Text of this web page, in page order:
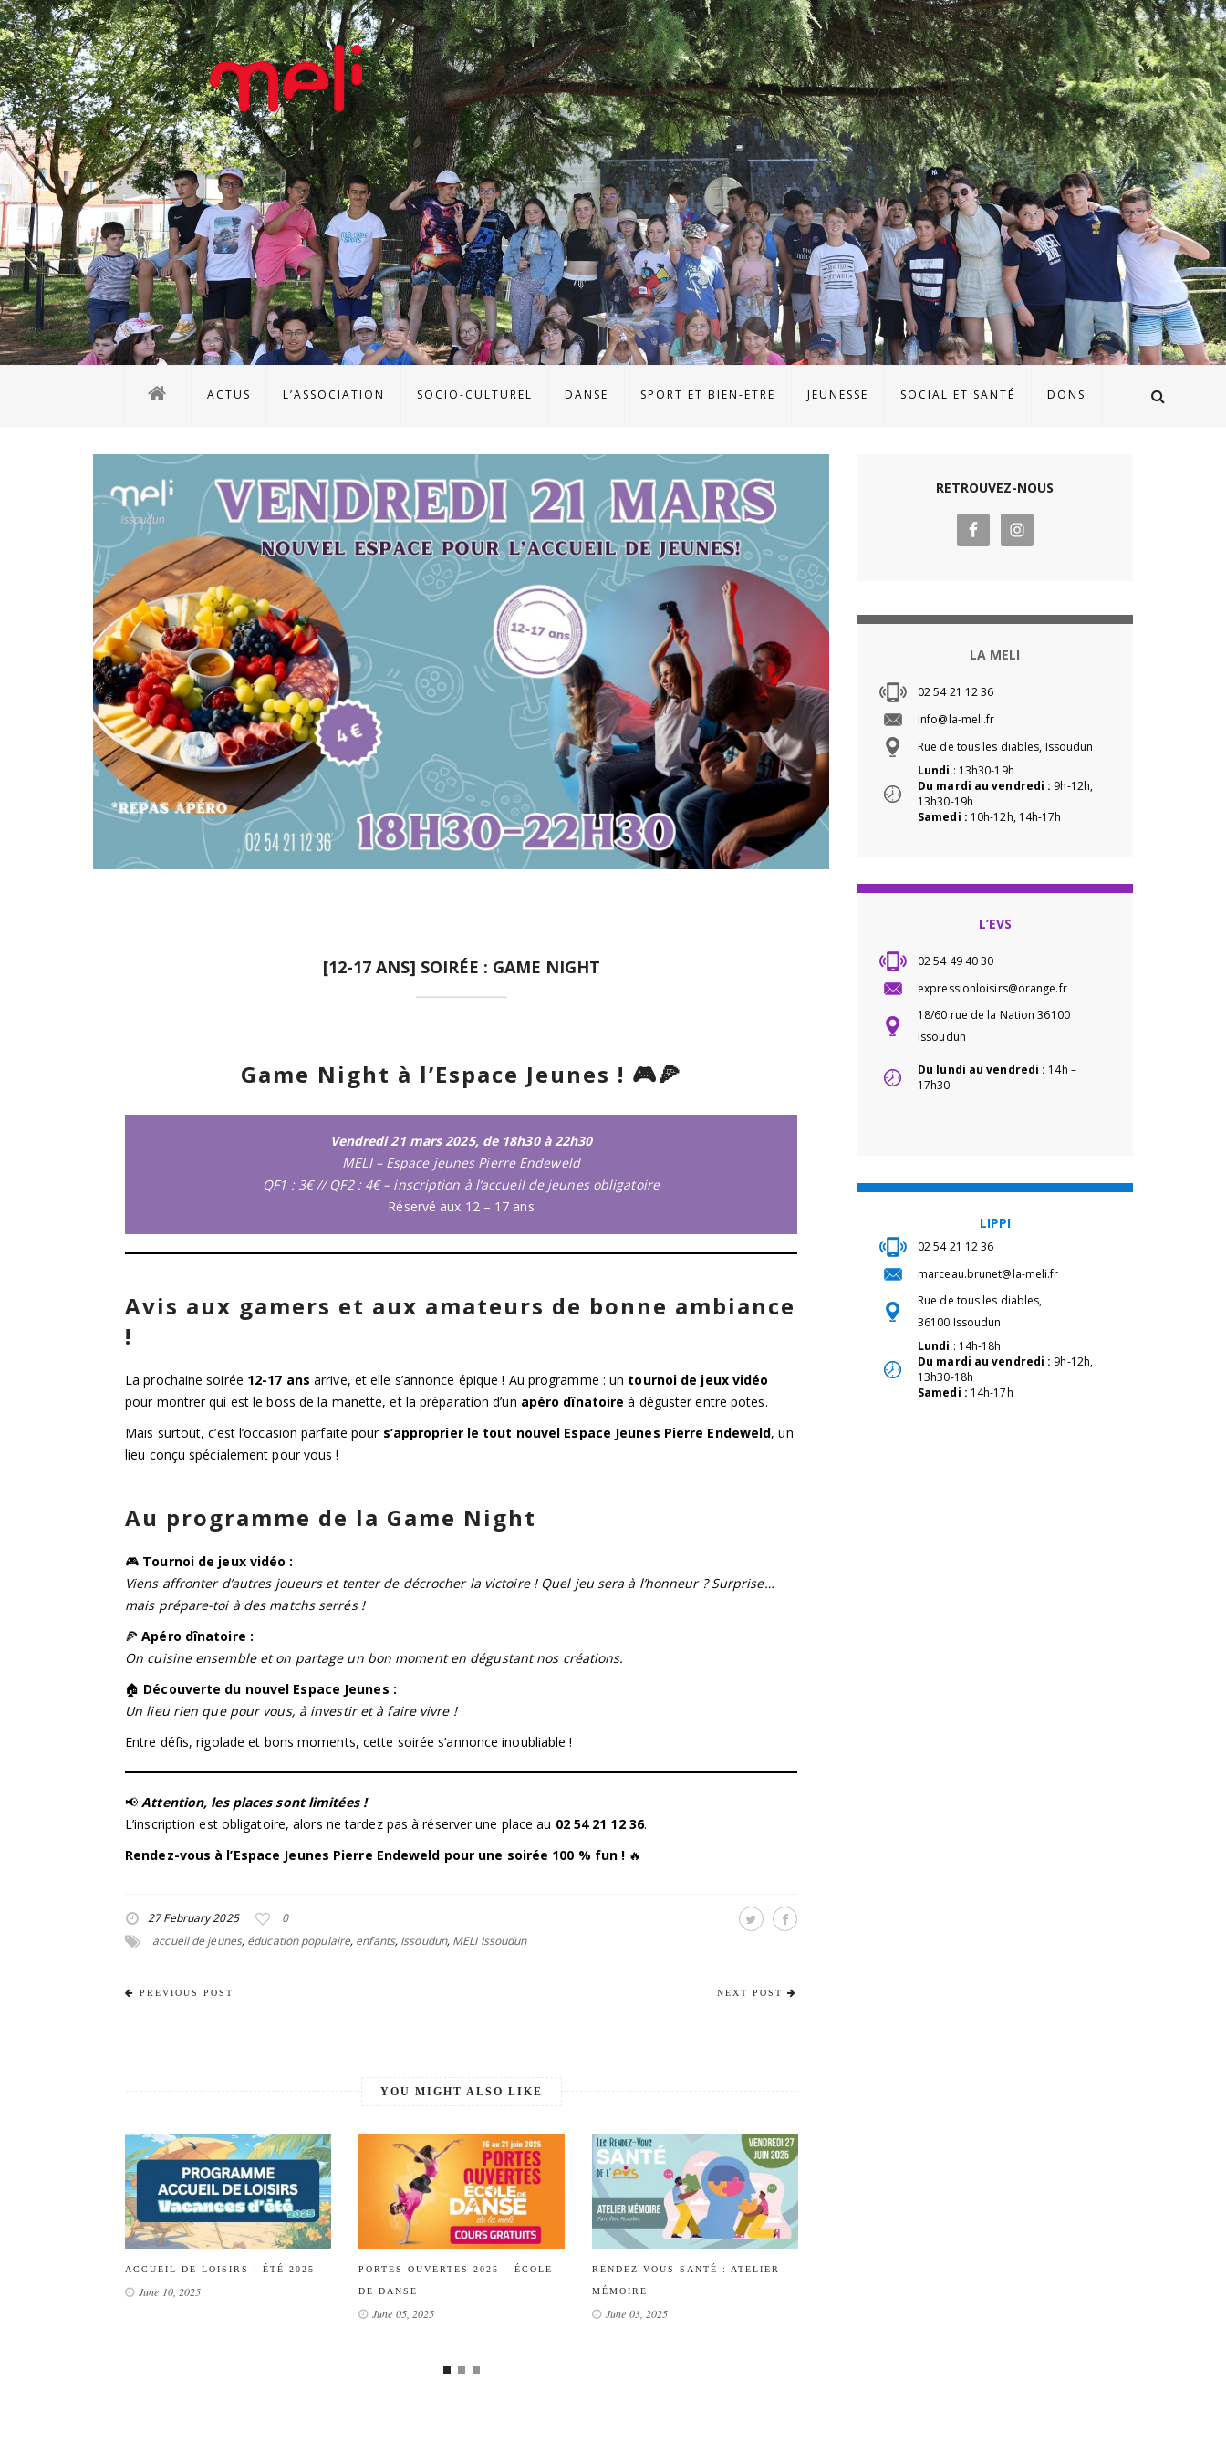
ACTUS L’ASSOCIATION SOCIO-CULTUREL DANSE SPORT ET BIEN-ETRE JEUNESSE SOCIAL ET SANTÉ DONS
[12-17 ANS] SOIRÉE : GAME NIGHT
Game Night à l’Espace Jeunes ! 🎮🍕
Vendredi 21 mars 2025, de 18h30 à 22h30
MELI – Espace jeunes Pierre Endeweld
QF1 : 3€ // QF2 : 4€ – inscription à l’accueil de jeunes obligatoire
Réservé aux 12 – 17 ans
Avis aux gamers et aux amateurs de bonne ambiance
!
La prochaine soirée 12-17 ans arrive, et elle s’annonce épique ! Au programme : un tournoi de jeux vidéo
pour montrer qui est le boss de la manette, et la préparation d’un apéro dînatoire à déguster entre potes.
Mais surtout, c’est l’occasion parfaite pour s’approprier le tout nouvel Espace Jeunes Pierre Endeweld, un
lieu conçu spécialement pour vous !
Au programme de la Game Night
🎮 Tournoi de jeux vidéo :
Viens affronter d’autres joueurs et tenter de décrocher la victoire ! Quel jeu sera à l’honneur ? Surprise…
mais prépare-toi à des matchs serrés !
🍕Apéro dînatoire :
On cuisine ensemble et on partage un bon moment en dégustant nos créations.
🏠 Découverte du nouvel Espace Jeunes :
Un lieu rien que pour vous, à investir et à faire vivre !
Entre défis, rigolade et bons moments, cette soirée s’annonce inoubliable !
📢Attention, les places sont limitées !
L’inscription est obligatoire, alors ne tardez pas à réserver une place au 02 54 21 12 36.
Rendez-vous à l’Espace Jeunes Pierre Endeweld pour une soirée 100 % fun ! 🔥
27 February 2025
0
accueil de jeunes, éducation populaire, enfants, Issoudun, MELI Issoudun
PREVIOUS POST NEXT POST
YOU MIGHT ALSO LIKE
ACCUEIL DE LOISIRS : ÉTÉ 2025
June 10, 2025
PORTES OUVERTES 2025 – ÉCOLE
DE DANSE
June 05, 2025
RENDEZ-VOUS SANTÉ : ATELIER
MÉMOIRE
June 03, 2025
RETROUVEZ-NOUS
LA MELI
02 54 21 12 36
info@la-meli.fr
Rue de tous les diables, Issoudun
Lundi : 13h30-19h
Du mardi au vendredi : 9h-12h,
13h30-19h
Samedi : 10h-12h, 14h-17h
L’EVS
02 54 49 40 30
expressionloisirs@orange.fr
18/60 rue de la Nation 36100
Issoudun
Du lundi au vendredi : 14h –
17h30
LIPPI
02 54 21 12 36
marceau.brunet@la-meli.fr
Rue de tous les diables,
36100 Issoudun
Lundi : 14h-18h
Du mardi au vendredi : 9h-12h,
13h30-18h
Samedi : 14h-17h